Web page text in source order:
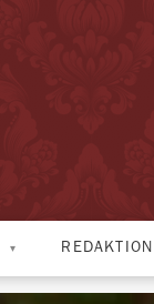
REDAKTION